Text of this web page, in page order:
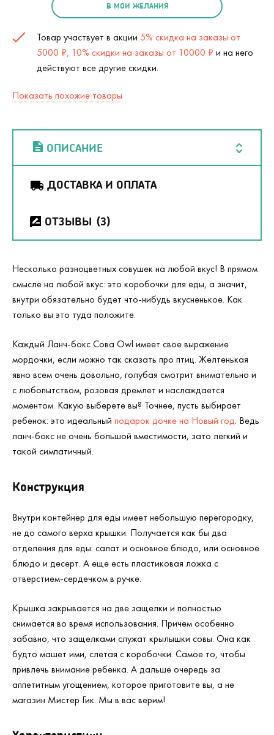
В МОИ ЖЕЛАНИЯ
Товар участвует в акции 5% скидка на заказы от
5000 ₽, 10% скидки на заказы от 10000 ₽ и на него
действуют все другие скидки.
Показать похожие товары
ОПИСАНИЕ
ДОСТАВКА И ОПЛАТА
ОТЗЫВЫ (3)
Несколько разноцветных совушек на любой вкус! В прямом
смысле на любой вкус: это коробочки для еды, а значит,
внутри обязательно будет что-нибудь вкусненькое. Как
только вы это туда положите.
Каждый Ланч-бокс Сова Owl имеет свое выражение
мордочки, если можно так сказать про птиц. Желтенькая
явно всем очень довольно, голубая смотрит внимательно и
с любопытством, розовая дремлет и наслаждается
моментом. Какую выберете вы? Точнее, пусть выбирает
ребенок: это идеальный подарок дочке на Новый год. Ведь
ланч-бокс не очень большой вместимости, зато легкий и
такой симпатичный.
Конструкция
Внутри контейнер для еды имеет небольшую перегородку,
не до самого верха крышки. Получается как бы два
отделения для еды: салат и основное блюдо, или основное
блюдо и десерт. А еще есть пластиковая ложка с
отверстием-сердечком в ручке.
Крышка закрывается на две защелки и полностью
снимается во время использования. Причем особенно
забавно, что защелками служат крылышки совы. Она как
будто машет ими, слетая с коробочки. Самое то, чтобы
привлечь внимание ребенка. А дальше очередь за
аппетитным угощением, которое приготовите вы, а не
магазин Мистер Гик. Мы в вас верим!